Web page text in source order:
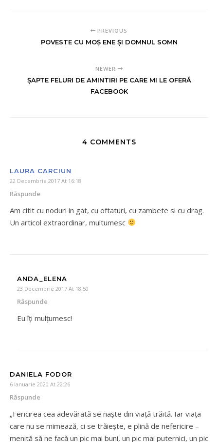
PREVIOUS
POVESTE CU MOȘ ENE ȘI DOMNUL SOMN
NEWER
ȘAPTE FELURI DE AMINTIRI PE CARE MI LE OFERĂ
FACEBOOK
4 COMMENTS
LAURA CARCIUN
22 Decembrie 2017 At 16:18
Răspunde
Am citit cu noduri in gat, cu oftaturi, cu zambete si cu drag.
Un articol extraordinar, multumesc
ANDA_ELENA
23 Decembrie 2017 At 18:50
Răspunde
Eu îți mulțumesc!
DANIELA FODOR
6 Ianuarie 2020 At 22:26
Răspunde
„Fericirea cea adevărată se naște din viață trăită. Iar viața
care nu se mimează, ci se trăiește, e plină de nefericire –
menită să ne facă un pic mai buni, un pic mai puternici, un pic